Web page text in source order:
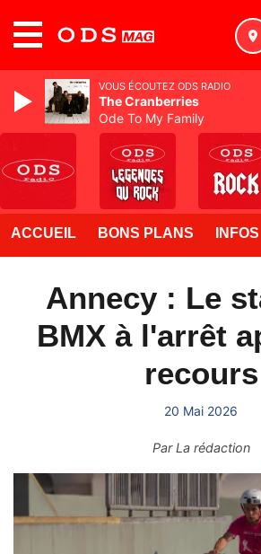
ACCUEIL BONS PLANS INFOS
Annecy : Le
BMX à l'arrêt
recours
20 Mai 2026
ParLa rédaction
VOUS ÉCOUTEZ ODS RADIO
The Cranberries
Ode To My Family